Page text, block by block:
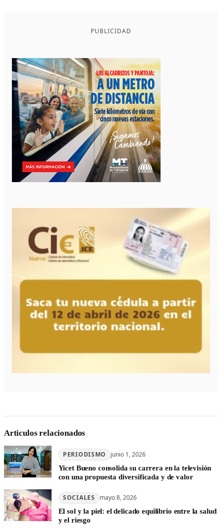
PUBLICIDAD
Articulos relacionados
PERIODISMO junio 1, 2026
Yicet Bueno consolida su carrera en la televisión
con una propuesta diversificada y de valor
SOCIALES mayo 8, 2026
El sol y la piel: el delicado equilibrio entre la salud
y el riesgo